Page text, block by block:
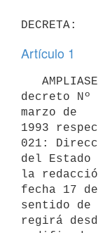
Artículo 1
decreto Nº
marzo de
1993
021:
del
la
fecha 17
sentido de
regirá